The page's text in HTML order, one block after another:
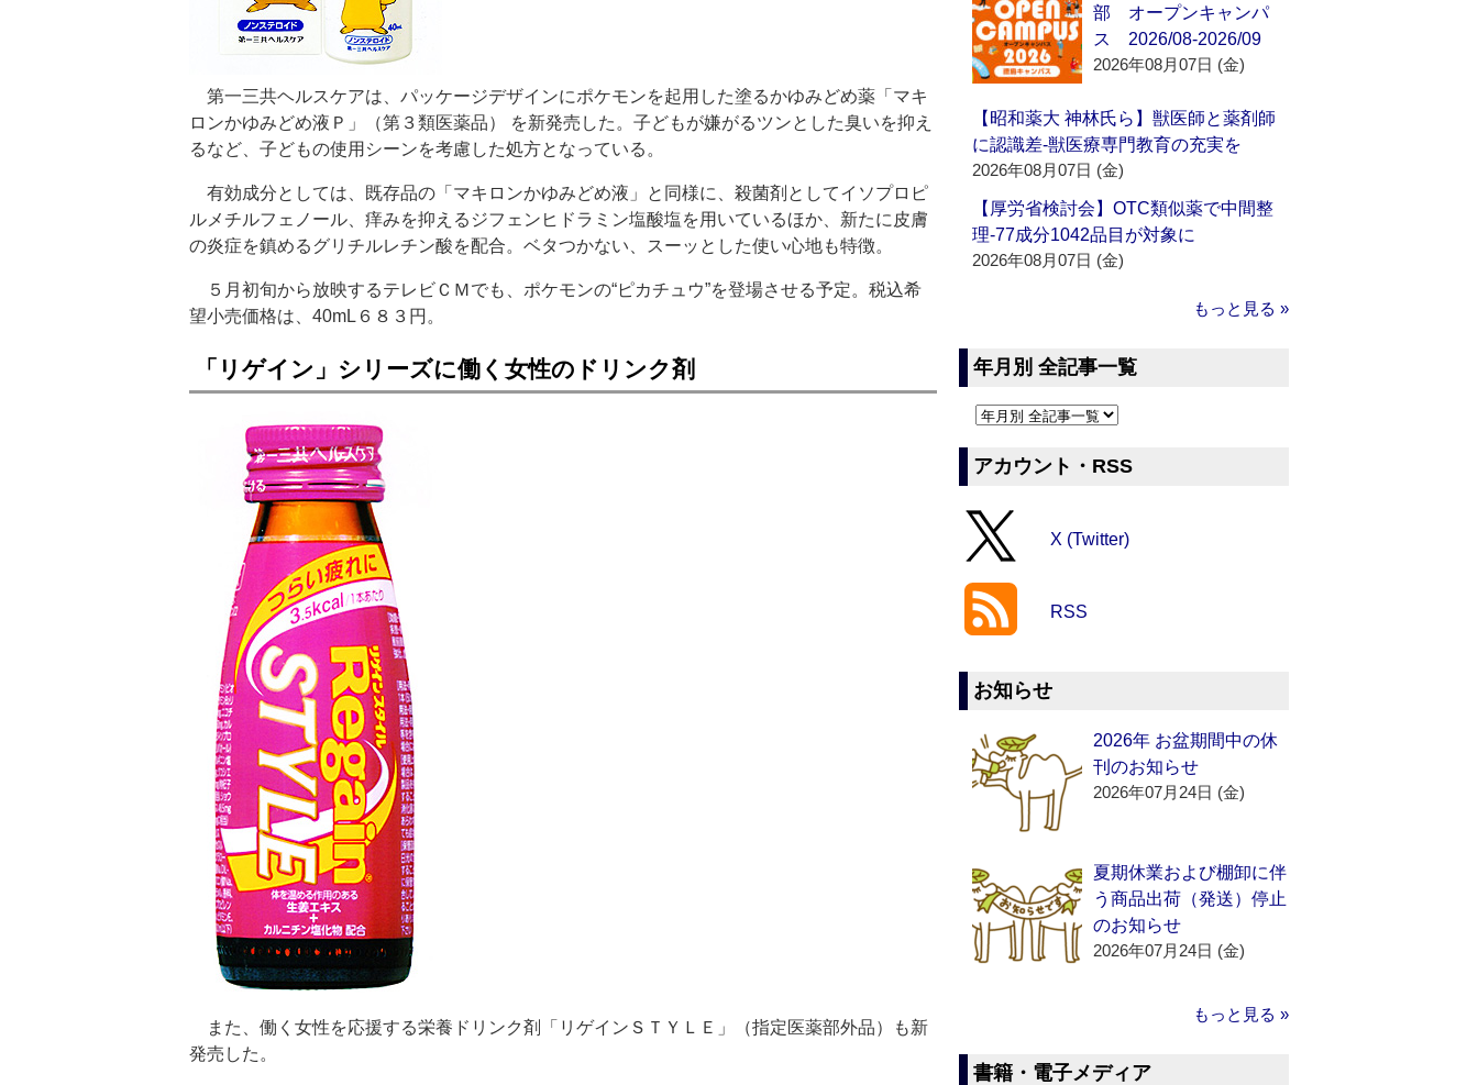
第一三共ヘルスケアは、パッケージデザインにポケモンを起用した塗るかゆみどめ薬「マキ
ロンかゆみどめ液Ｐ」（第３類医薬品） を新発売した。子どもが嫌がるツンとした臭いを抑え
るなど、子どもの使用シーンを考慮した処方となっている。
有効成分としては、既存品の「マキロンかゆみどめ液」と同様に、殺菌剤としてイソプロピ
ルメチルフェノール、痒みを抑えるジフェンヒドラミン塩酸塩を用いているほか、新たに皮膚
の炎症を鎮めるグリチルレチン酸を配合。ベタつかない、スーッとした使い心地も特徴。
５月初旬から放映するテレビＣＭでも、ポケモンの“ピカチュウ”を登場させる予定。税込希
望小売価格は、40mL６８３円。
「リゲイン」シリーズに働く女性のドリンク剤
また、働く女性を応援する栄養ドリンク剤「リゲインＳＴＹＬＥ」（指定医薬部外品）も新
発売した。
部 オープンキャンパ
ス 2026/08-2026/09
2026年08月07日 (金)
【昭和薬大 神林氏ら】獣医師と薬剤師
に認識差‐獣医療専門教育の充実を
2026年08月07日 (金)
【厚労省検討会】OTC類似薬で中間整
理‐77成分1042品目が対象に
2026年08月07日 (金)
もっと見る »
年月別 全記事一覧
アカウント・RSS
X (Twitter)
RSS
お知らせ
2026年 お盆期間中の休
刊のお知らせ
2026年07月24日 (金)
夏期休業および棚卸に伴
う商品出荷（発送）停止
のお知らせ
2026年07月24日 (金)
もっと見る »
書籍・電子メディア